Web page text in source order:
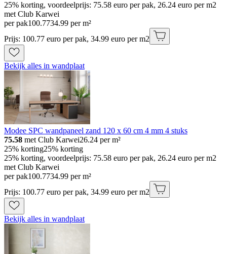
25% korting, voordeelprijs: 75.58 euro per pak, 26.24 euro per m2
met Club Karwei
per pak100.7734.99 per m²
Prijs: 100.77 euro per pak, 34.99 euro per m2
Bekijk alles in wandplaat
Modee SPC wandpaneel zand 120 x 60 cm 4 mm 4 stuks
75.58 met Club Karwei26.24 per m²
25% korting25% korting
25% korting, voordeelprijs: 75.58 euro per pak, 26.24 euro per m2
met Club Karwei
per pak100.7734.99 per m²
Prijs: 100.77 euro per pak, 34.99 euro per m2
Bekijk alles in wandplaat